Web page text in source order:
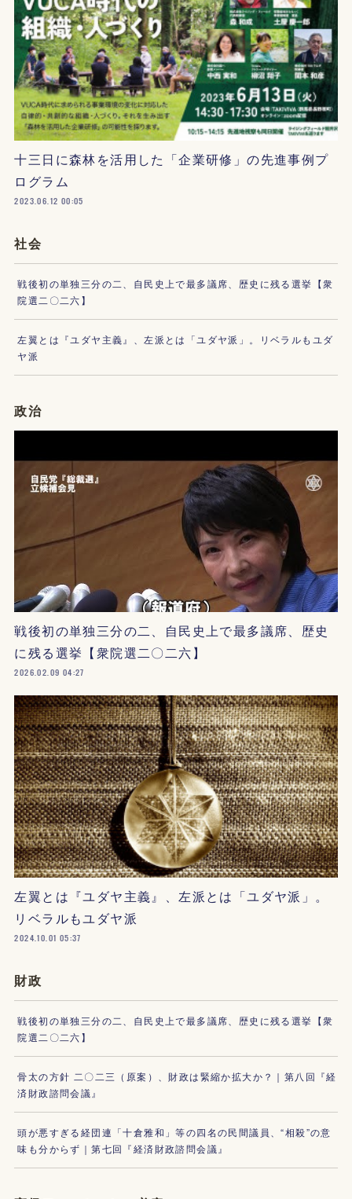
十三日に森林を活用した「企業研修」の先進事例プ
ログラム
2023.06.12 00:05
社会
戦後初の単独三分の二、自民史上で最多議席、歴史に残る選挙【衆
院選二〇二六】
左翼とは『ユダヤ主義』、左派とは「ユダヤ派」。リベラルもユダ
ヤ派
政治
戦後初の単独三分の二、自民史上で最多議席、歴史
に残る選挙【衆院選二〇二六】
2026.02.09 04:27
左翼とは『ユダヤ主義』、左派とは「ユダヤ派」。
リベラルもユダヤ派
2024.10.01 05:37
財政
戦後初の単独三分の二、自民史上で最多議席、歴史に残る選挙【衆
院選二〇二六】
骨太の方針 二〇二三（原案）、財政は緊縮か拡大か？｜第八回『経
済財政諮問会議』
頭が悪すぎる経団連「十倉雅和」等の四名の民間議員、“相殺”の意
味も分からず｜第七回『経済財政諮問会議』